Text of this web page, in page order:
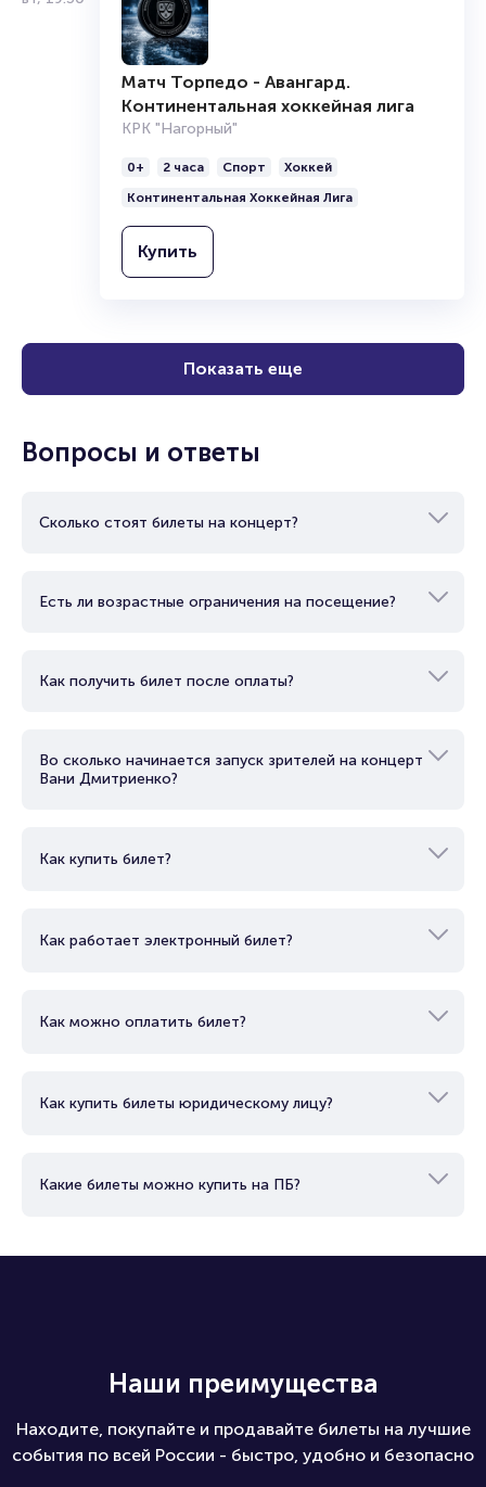
Матч Торпедо - Авангард.
Континентальная хоккейная лига
КРК "Нагорный"
0+ 2 часа Спорт
Хоккей
Континентальная Хоккейная Лига
Купить
Показать еще
Вопросы и ответы
Сколько стоят билеты на концерт?
Есть ли возрастные ограничения на посещение?
Как получить билет после оплаты?
Во сколько начинается запуск зрителей на концерт
Вани Дмитриенко?
Как купить билет?
Как работает электронный билет?
Как можно оплатить билет?
Как купить билеты юридическому лицу?
Какие билеты можно купить на ПБ?
Наши преимущества
Находите, покупайте и продавайте билеты на лучшие
события по всей России - быстро, удобно и безопасно